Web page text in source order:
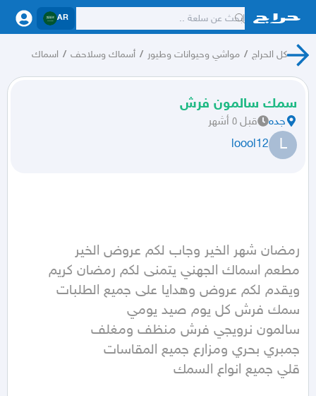
AR
كل الحراج / مواشي وحيوانات وطيور / أسماك وسلاحف / اسماك
سمك سالمون فرش
جده قبل ٥ أشهر
L
loool12
قلي جميع انواع السمك